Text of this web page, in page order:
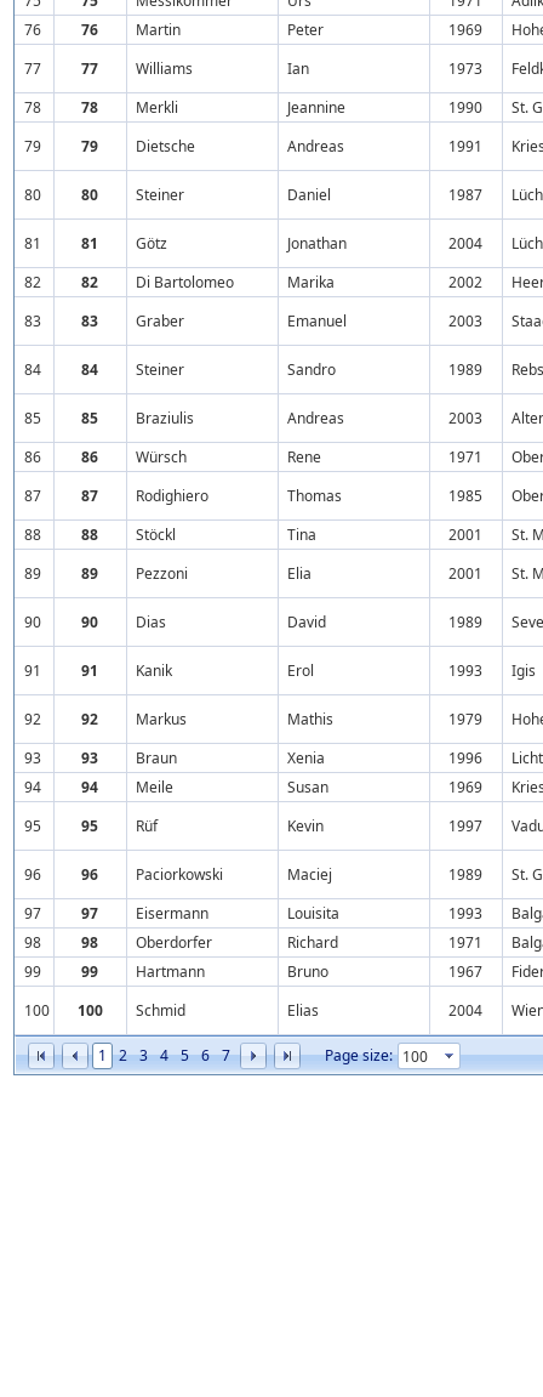
1 2 3 4 5 6 7 Page size:
76
76 Martin Peter 1969
77
77 Williams Ian 1973
78
78 Merkli Jeannine 1990
St.
79
79 Dietsche Andreas 1991
80 80 Steiner Daniel 1987
81 81 Götz Jonathan 2004
82
82 Di Bartolomeo Marika 2002
83
83 Graber Emanuel 2003
84 84 Steiner Sandro 1989
85 85 Braziulis Andreas 2003
86
86 Würsch Rene 1971
87
87 Rodighiero Thomas 1985
88
88 Stöckl Tina 2001
St.
89
89 Pezzoni Elia 2001 St.
90 90 Dias David 1989
91 91 Kanik Erol 1993 Igis
92 92 Markus Mathis 1979
93
93 Braun Xenia 1996
94
94 Meile Susan 1969
95
95 Rüf Kevin 1997
96 96 Paciorkowski Maciej 1989
St.
97
97 Eisermann Louisita 1993
98
98 Oberdorfer Richard 1971
99
99 Hartmann Bruno 1967
100
100 Schmid Elias 2004